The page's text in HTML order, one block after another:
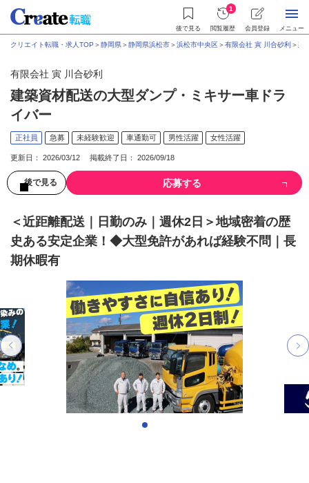
後で見る
1
閲覧履歴 会員登録 メニュー
クリエイト転職・求人TOP ＞静岡県＞静岡県浜松市＞浜松市中央区＞有限会社 寅 川合砂利 ＞建
有限会社 寅 川合砂利
建築資材配送の大型ダンプ・ミキサー車ドラ
イバー
正社員 急募 未経験歓迎 車通勤可 男性活躍 女性活躍
更新日： 2026/03/12 掲載終了日： 2026/09/18
後で見る 応募する
＜近距離配送｜日勤のみ｜週休2日＞地域密着の歴
史ある安定企業！◆大型免許があれば経験不問｜長
期休暇有